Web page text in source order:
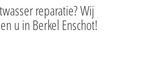
reparatie? Wij
u in Berkel Enschot!